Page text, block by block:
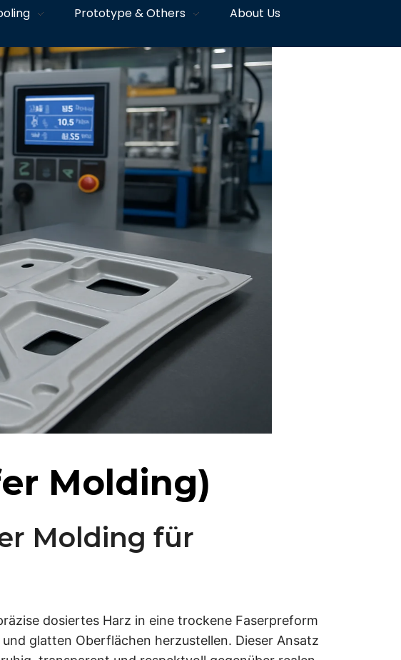
Prototype & Others
About Us
Molding)
Molding für
dosiertes Harz in eine trockene Faserpreform
glatten Oberflächen herzustellen. Dieser Ansatz